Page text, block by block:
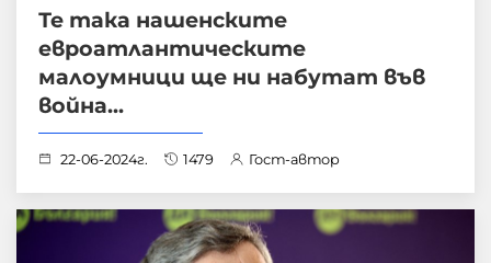
Те така нашенските
евроатлантическите
малоумници ще ни набутат във
война...
22-06-2024г. 1479 Гост-автор